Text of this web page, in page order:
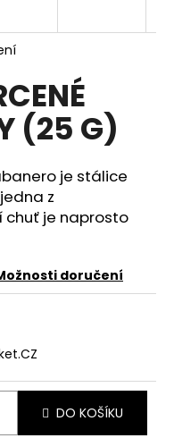
(25 G)
je stálice
z
chuť je naprosto
doručení
DO KOŠÍKU